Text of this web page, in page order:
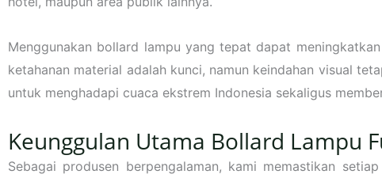
Menggunakan bollard lampu yang tepat dapat
ketahanan material adalah kunci, namun keindahan visual
untuk menghadapi cuaca ekstrem Indonesia sekaligus
Keunggulan Utama Bollard Lampu
Sebagai produsen berpengalaman, kami memastikan